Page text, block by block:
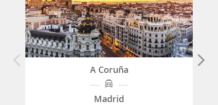
A Coruña
Madrid